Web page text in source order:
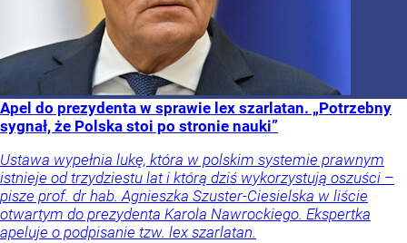
Apel do prezydenta w sprawie lex szarlatan. „Potrzebny
sygnał, że Polska stoi po stronie nauki”
Ustawa wypełnia lukę, która w polskim systemie prawnym
istnieje od trzydziestu lat i którą dziś wykorzystują oszuści –
pisze prof. dr hab. Agnieszka Szuster-Ciesielska w liście
otwartym do prezydenta Karola Nawrockiego. Ekspertka
apeluje o podpisanie tzw. lex szarlatan.